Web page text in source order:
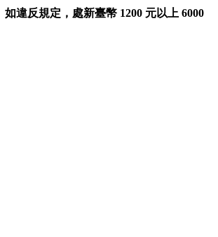
如違反規定，處新臺幣 1200 元以上 6000